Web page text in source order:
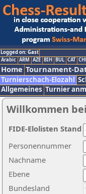
Logged on: Gast
Arabic ARM AZE BIH BUL CAT
Home Tournament-
Turnierschach-Elozahl
Allgemeines Turnier
Willkommen
Nachname
Ebene
Personennummer
Bundesland
FIDE-Elolisten Stand